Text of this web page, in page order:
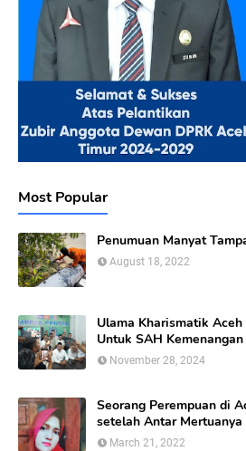
Most Popular
Penumuan Manyat
August 18, 2022
Ulama Kharismatik
Untuk SAH
Timur calon nomor Urut 01
November 28, 2024
Seorang Perempuan di
setelah Antar
Bunda Di kabupaten
March 21, 2022